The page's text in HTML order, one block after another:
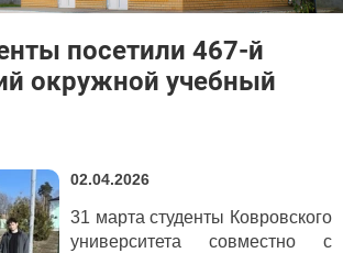
посетили 467-й
окружной учебный
02.04.2026
31 марта студенты Ковровского
университета совместно с